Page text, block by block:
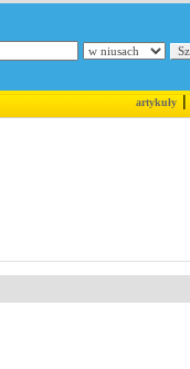
artykuły|